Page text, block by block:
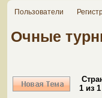
Пользователи
Очные
1 из 1